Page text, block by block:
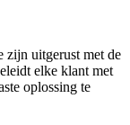
uitgerust met de
elke klant met
oplossing te